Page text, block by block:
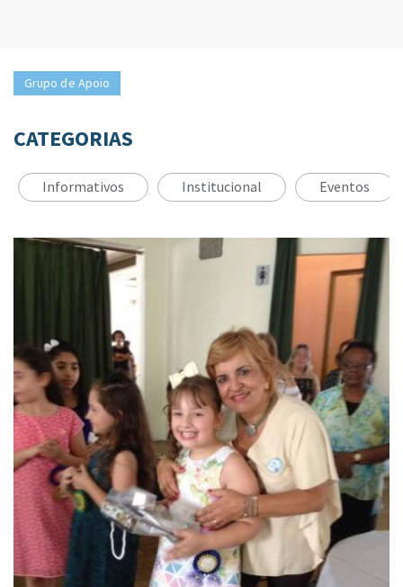
Grupo de Apoio
CATEGORIAS
Informativos Institucional Eventos